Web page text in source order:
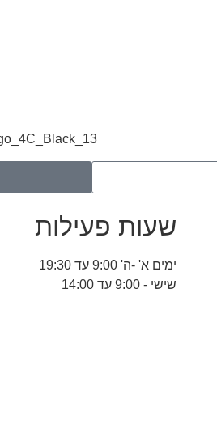
שעות פעילות
ימים א' -ה' 9:00 עד 19:30
שישי - 9:00 עד 14:00